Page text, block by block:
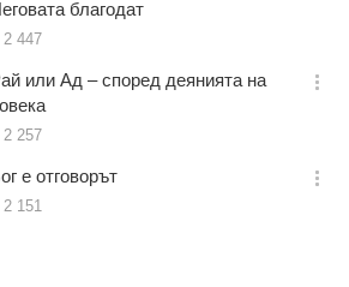
благодат
Брой
2 447
기
или Ад – според деянията на
Брой
2 257
옵
기
е отговорът
Брой
2 151
옵